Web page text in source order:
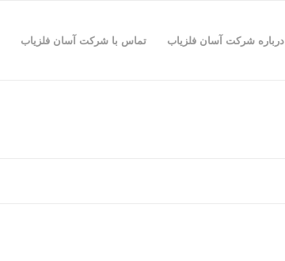
درباره شرکت آسان فلزیاب تماس با شرکت آسان فلزیاب